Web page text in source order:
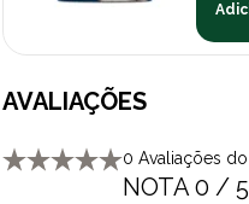
AVALIAÇÕES
0 Avaliações
NOTA 0 / 5